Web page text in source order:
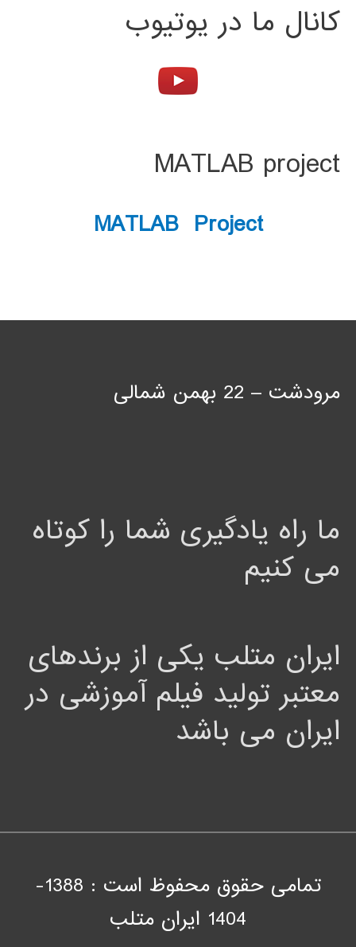
کانال ما در یوتیوب
MATLAB project
MATLAB Project
مرودشت – 22 بهمن شمالی
ما راه یادگیری شما را کوتاه
می کنیم
ایران متلب یکی از برندهای
معتبر تولید فیلم آموزشی در
ایران می باشد
تمامی حقوق محفوظ است : 1388-
1404 ايران متلب